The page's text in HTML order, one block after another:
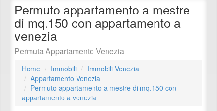
Permuto appartamento a mestre
di mq.150 con appartamento a
venezia
Permuta Appartamento Venezia
Home Immobili
Immobili Venezia
Appartamento Venezia
Permuto appartamento a mestre di mq.150 con
appartamento a venezia